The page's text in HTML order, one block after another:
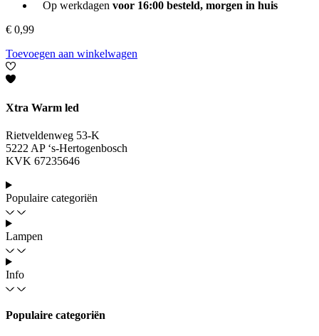
Op werkdagen voor 16:00 besteld, morgen in huis
€ 0,99
Toevoegen aan winkelwagen
Xtra Warm led
Rietveldenweg 53-K
5222 AP ‘s-Hertogenbosch
KVK 67235646
Populaire categoriën
Lampen
Info
Populaire categoriën